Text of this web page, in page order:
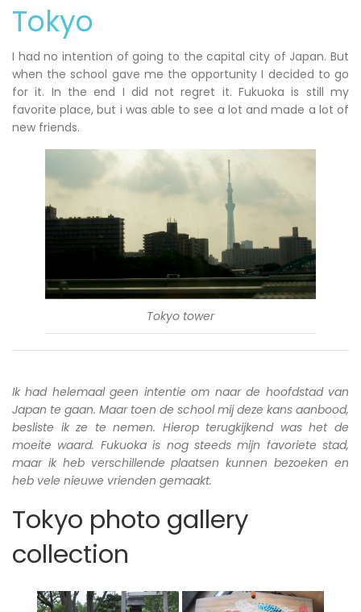
Tokyo
I had no intention of going to the capital city of Japan. But
when the school gave me the opportunity I decided to go
for it. In the end I did not regret it. Fukuoka is still my
favorite place, but i was able to see a lot and made a lot of
new friends.
Tokyo tower
Ik had helemaal geen intentie om naar de hoofdstad van
Japan te gaan. Maar toen de school mij deze kans aanbood,
besliste ik ze te nemen. Hierop terugkijkend was het de
moeite waard. Fukuoka is nog steeds mijn favoriete stad,
maar ik heb verschillende plaatsen kunnen bezoeken en
heb vele nieuwe vrienden gemaakt.
Tokyo photo gallery
collection